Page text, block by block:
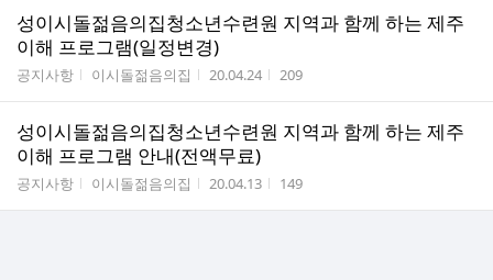
성이시돌젊음의집청소년수련원 지역과 함께 하는 제주
이해 프로그램(일정변경)
게시판명
공지사항 작성자
이시돌젊음의집 작성시간
20.04.24 조회수
209
성이시돌젊음의집청소년수련원 지역과 함께 하는 제주
이해 프로그램 안내(전액무료)
게시판명
공지사항 작성자
이시돌젊음의집 작성시간
20.04.13 조회수
149